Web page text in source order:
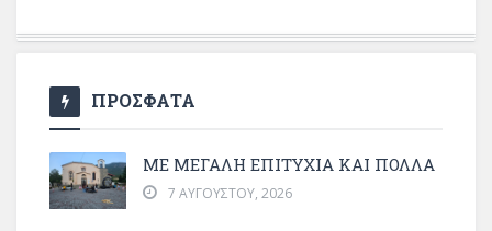
ΠΡΟΣΦΑΤΑ
ΜΕ ΜΕΓΆΛΗ ΕΠΙΤΥΧΊΑ ΚΑΙ ΠΟΛΛΆ
7 ΑΥΓΟΎΣΤΟΥ, 2026